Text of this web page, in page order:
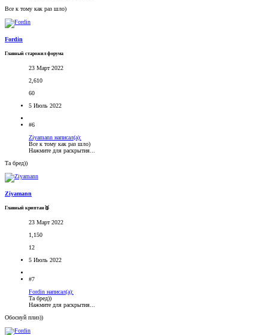
Все к тому как раз шло)
Fordin
Главный старожил форума
23 Март 2022
2,610
60
5 Июль 2022
#6
Ziyamann написал(а):
Все к тому как раз шло)
Нажмите для раскрытия...
Та бред))
Ziyamann
Главный криптан🥈
23 Март 2022
1,150
12
5 Июль 2022
#7
Fordin написал(а):
Та бред))
Нажмите для раскрытия...
Обоснуй плиз))